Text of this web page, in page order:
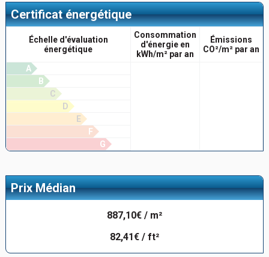
Certificat énergétique
Échelle d'évaluation
énergétique
Consommation
d'énergie en
kWh/m² par an
Émissions
CO²/m² par an
A
B
C
D
E
F
G
Prix Médian
887,10€ / m²
82,41€ / ft²